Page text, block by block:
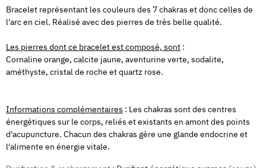
Bracelet représentant les couleurs des 7 chakras et donc celles de
l'arc en ciel. Réalisé avec des pierres de très belle qualité.
Les pierres dont ce bracelet est composé, sont :
Cornaline orange, calcite jaune, aventurine verte, sodalite,
améthyste, cristal de roche et quartz rose.
Informations complémentaires : Les chakras sont des centres
énergétiques sur le corps, reliés et existants en amont des points
d'acupuncture. Chacun des chakras gère une glande endocrine et
l'alimente en énergie vitale.